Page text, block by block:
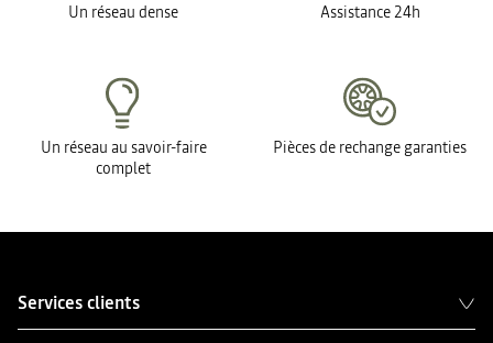
Un réseau dense Assistance 24h
Un réseau au savoir-faire
complet
Pièces de rechange garanties
Services clients